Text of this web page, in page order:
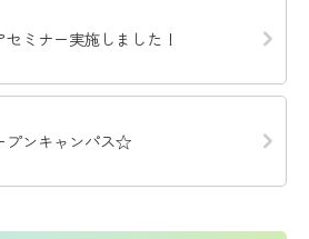
セミナー実施しました！
プンキャンパス☆